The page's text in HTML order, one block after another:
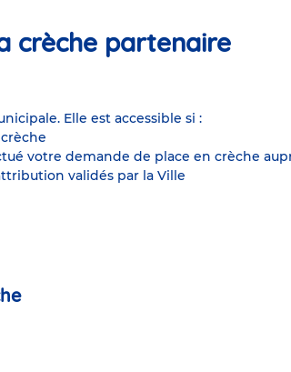
crèche partenaire
Elle est accessible si :
votre demande de place en crèche
validés par la Ville